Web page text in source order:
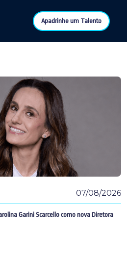
Apadrinhe um Talento
07/08/2026
Garini Scarcello como nova Diretora